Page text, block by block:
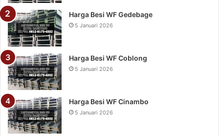
Harga Besi WF Gedebage
5 Januari 2026
Harga Besi WF Coblong
5 Januari 2026
Harga Besi WF Cinambo
5 Januari 2026